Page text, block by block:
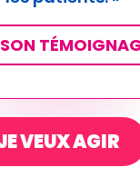
VEUX AGIR